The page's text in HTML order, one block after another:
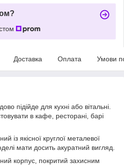
Доставка Оплата Умови
підійде для кухні або вітальні.
в кафе, ресторані, барі
із якісної круглої металевої
мати досить акуратний вигляд.
корпус, покритий захисним